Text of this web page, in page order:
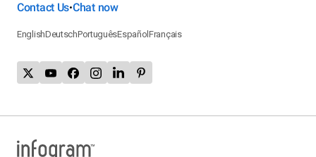
Contact Us•Chat now
EnglishDeutschPortuguêsEspañolFrançais